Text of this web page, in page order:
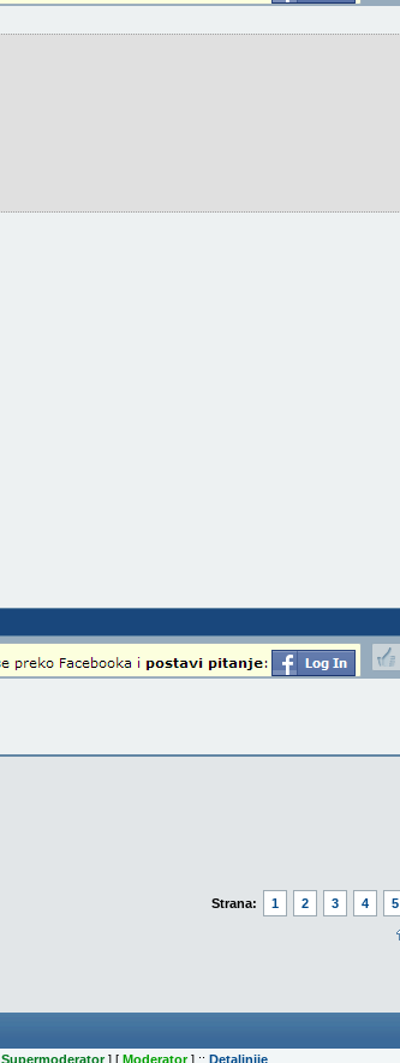
Strana: 1 2 3 4 5
Supermoderator] [ Moderator] :: Detaljnije